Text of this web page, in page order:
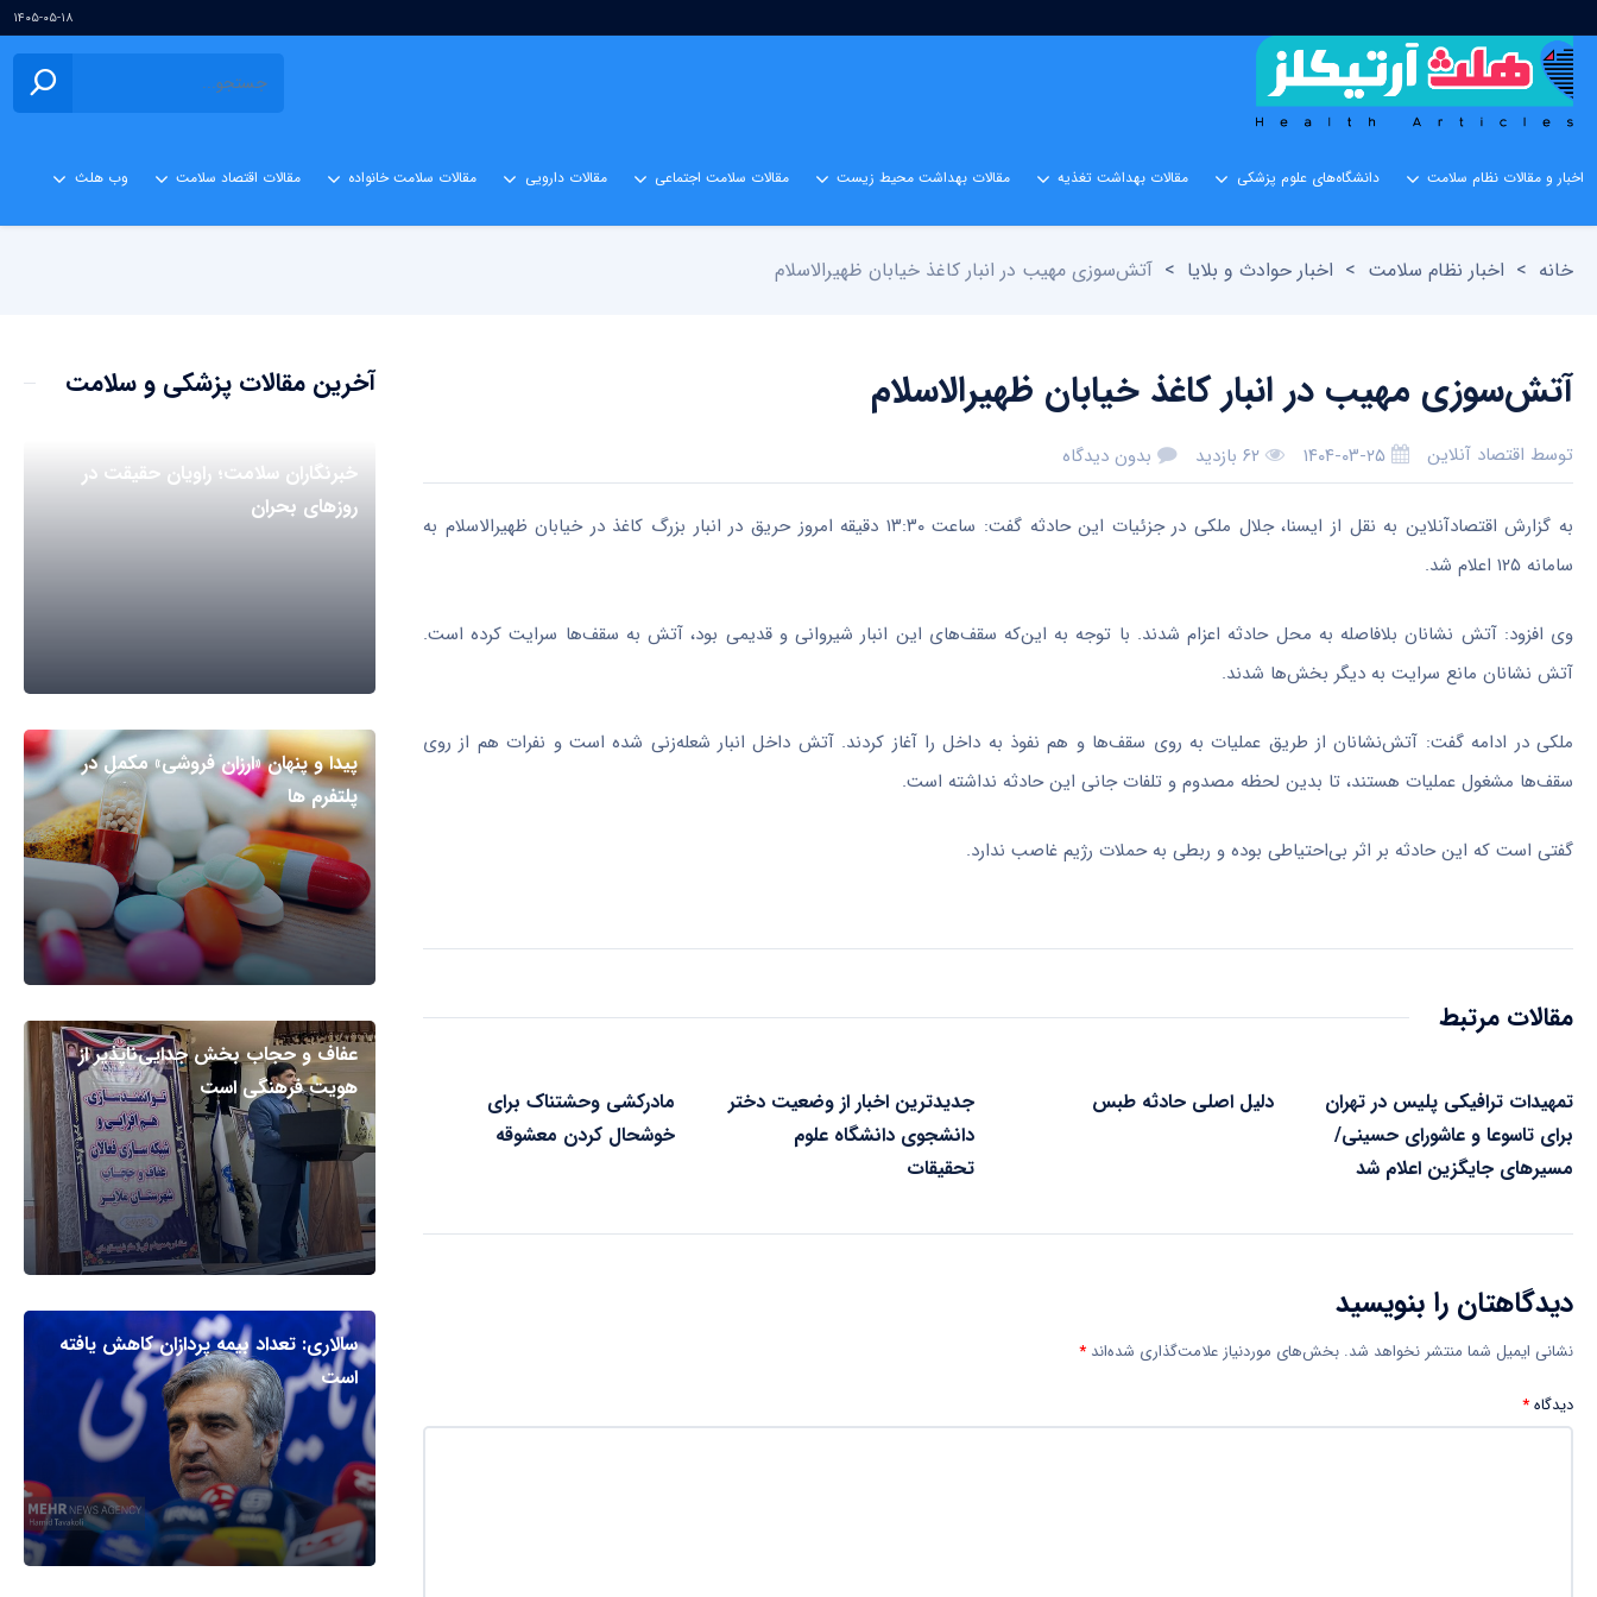
۱۴۰۵-۰۵-۱۸
اخبار و مقالات نظام سلامت دانشگاه‌های علوم پزشکی مقالات بهداشت تغذیه مقالات بهداشت محیط زیست مقالات سلامت اجتماعی مقالات دارویی مقالات سلامت خانواده مقالات اقتصاد سلامت وب هلث
خانه > اخبار نظام سلامت > اخبار حوادث و بلایا > آتش‌سوزی مهیب در انبار کاغذ خیابان ظهیرالاسلام
آتش‌سوزی مهیب در انبار کاغذ خیابان ظهیرالاسلام
توسط اقتصاد آنلاین ۱۴۰۴-۰۳-۲۵ ۶۲ بازدید بدون دیدگاه
به گزارش اقتصادآنلاین به نقل از ایسنا، جلال ملکی در جزئیات این حادثه گفت: ساعت ۱۳:۳۰ دقیقه امروز حریق در انبار بزرگ کاغذ در خیابان ظهیرالاسلام به
سامانه ۱۲۵ اعلام شد.
وی افزود: آتش نشانان بلافاصله به محل حادثه اعزام شدند. با توجه به این‌که سقف‌های این انبار شیروانی و قدیمی بود، آتش به سقف‌ها سرایت کرده است.
آتش نشانان مانع سرایت به دیگر بخش‌ها شدند.
ملکی در ادامه گفت: آتش‌نشانان از طریق عملیات به روی سقف‌ها و هم نفوذ به داخل را آغاز کردند. آتش داخل انبار شعله‌زنی شده است و نفرات هم از روی
سقف‌ها مشغول عملیات هستند، تا بدین لحظه مصدوم و تلفات جانی این حادثه نداشته است.
گفتی است که این حادثه بر اثر بی‌احتیاطی بوده و ربطی به حملات رژیم غاصب ندارد.
مقالات مرتبط
تمهیدات ترافیکی پلیس در تهران
برای تاسوعا و عاشورای حسینی/
مسیرهای جایگزین اعلام شد
دلیل اصلی حادثه طبس
جدیدترین اخبار از وضعیت دختر
دانشجوی دانشگاه علوم
تحقیقات
مادرکشی وحشتناک برای
خوشحال کردن معشوقه
دیدگاهتان را بنویسید
نشانی ایمیل شما منتشر نخواهد شد. بخش‌های موردنیاز علامت‌گذاری شده‌اند *
دیدگاه*
آخرین مقالات پزشکی و سلامت
خبرنگاران سلامت؛ راویان حقیقت در
روزهای بحران
پیدا و پنهان «ارزان فروشی» مکمل در
پلتفرم ها
عفاف و حجاب بخش جدایی‌ناپذیر از
هویت فرهنگی است
سالاری: تعداد بیمه پردازان کاهش یافته
است